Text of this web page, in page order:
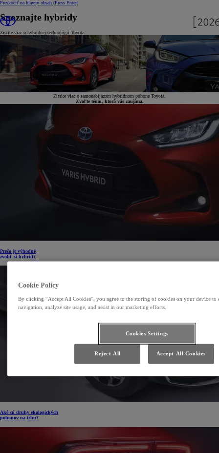
Preskočiť na hlavný obsah (Press Enter)
Spoznajte hybridy
Zistite viac o hybridnej technológii Toyota
Zistite viac o samonabíjacom hybridnom pohone Toyota.
Zvoľte tému, ktorá vás zaujíma.
Prečo je výhodné
zvoliť si hybrid?
Aké sú druhy ekologických
pohonov na trhu?
Cookie Policy
By clicking “Accept All Cookies”, you agree to the storing of cookies on your device to
navigation, analyze site usage, and assist in our marketing efforts.
Cookies Settings
Reject All Accept All Cookies